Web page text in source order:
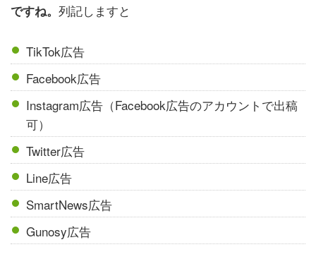
ですね。 列記しますと
TikTok広告
Facebook広告
Instagram広告（Facebook広告のアカウントで出稿
可）
Twitter広告
Line広告
SmartNews広告
Gunosy広告